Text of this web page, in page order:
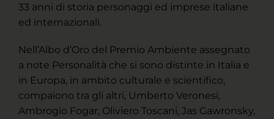
33 anni di storia personaggi ed imprese italiane
ed internazionali.
Nell’Albo d’Oro del Premio Ambiente assegnato
a note Personalità che si sono distinte in Italia e
in Europa, in ambito culturale e scientifico,
compaiono tra gli altri, Umberto Veronesi,
Ambrogio Fogar, Oliviero Toscani, Jas Gawronsky,